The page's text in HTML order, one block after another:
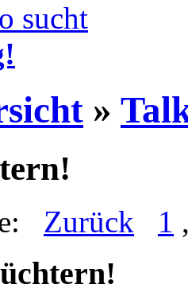
sucht
»
Zurück 1